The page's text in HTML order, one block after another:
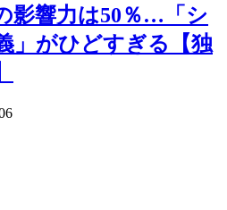
影響力は50％…「シ
」がひどすぎる【独